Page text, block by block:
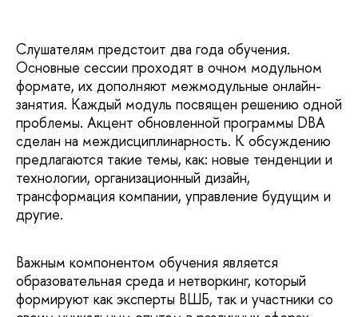
Слушателям предстоит два года обучения.
Основные сессии проходят в очном модульном
формате, их дополняют межмодульные онлайн-
занятия. Каждый модуль посвящен решению одной
проблемы. Акцент обновленной программы DBA
сделан на междисциплинарность. К обсуждению
предлагаются такие темы, как: новые тенденции и
технологии, организационный дизайн,
трансформация компании, управление будущим и
другие.
Важным компонентом обучения является
образовательная среда и нетворкинг, который
формируют как эксперты ВШБ, так и участники со